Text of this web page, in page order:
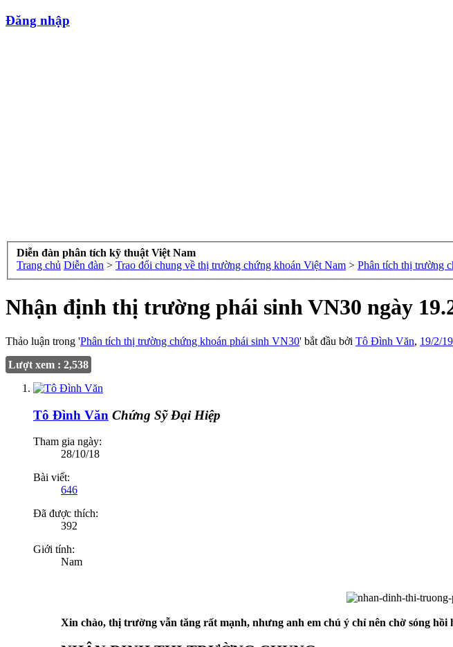
Đăng nhập
Diễn đàn phân tích kỹ thuật Việt Nam
Trang chủ Diễn đàn > Trao đổi chung về thị trường chứng khoán Việt Nam > Phân tích thị trường
Nhận định thị trường phái sinh VN30 ngày
Thảo luận trong 'Phân tích thị trường chứng khoán phái sinh VN30' bắt đầu bởi Tô Đình Văn, 19/2/19
Lượt xem : 2,538
Tô Đình Văn Chứng Sỹ Đại Hiệp
Tham gia ngày:
28/10/18
Bài viết:
646
Đã được thích:
392
Giới tính:
Nam
Xin chào, thị trường vẫn tăng rất mạnh, nhưng anh em chú ý chỉ nên chờ sóng hồi